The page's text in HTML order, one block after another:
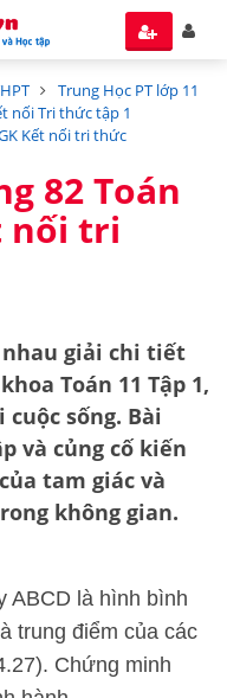
Trung Học PT lớp 11
nối Tri thức tập 1
Kết nối tri thức
82 Toán
nối tri
nhau giải chi tiết
Toán 11 Tập 1,
sống. Bài
và củng cố kiến
tam giác và
không gian.
ABCD là hình bình
trung điểm của các
Chứng minh